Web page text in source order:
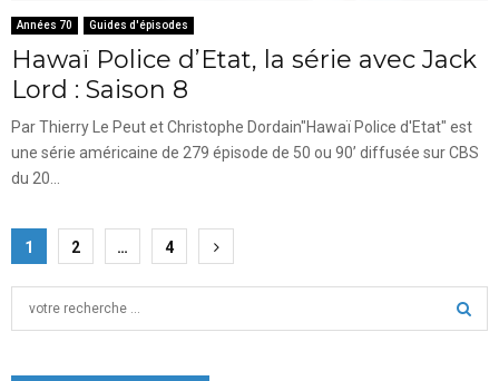
Années 70 Guides d'épisodes
Hawaï Police d’Etat, la série avec Jack
Lord : Saison 8
Par Thierry Le Peut et Christophe Dordain"Hawaï Police d'Etat" est
une série américaine de 279 épisode de 50 ou 90’ diffusée sur CBS
du 20...
Pagination
des
publications
1 2 … 4